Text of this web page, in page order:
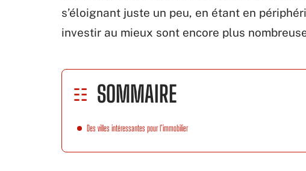
s’éloignant juste un peu, en étant en
investir au mieux sont encore plus
SOMMAIRE
Des villes intéressantes pour l’immobilier